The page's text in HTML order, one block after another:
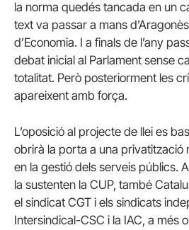
la norma quedés tancada en un
text va passar a mans
d’Economia. I a finals de l’any
debat inicial al Parlament sense
totalitat. Però posteriorment les
apareixent amb força.
L’oposició al projecte de llei es
obrirà la porta a una privatització
en la gestió dels serveis públics.
la sustenten la CUP, també
el sindicat CGT i els sindicats
Intersindical-CSC i la IAC, a més